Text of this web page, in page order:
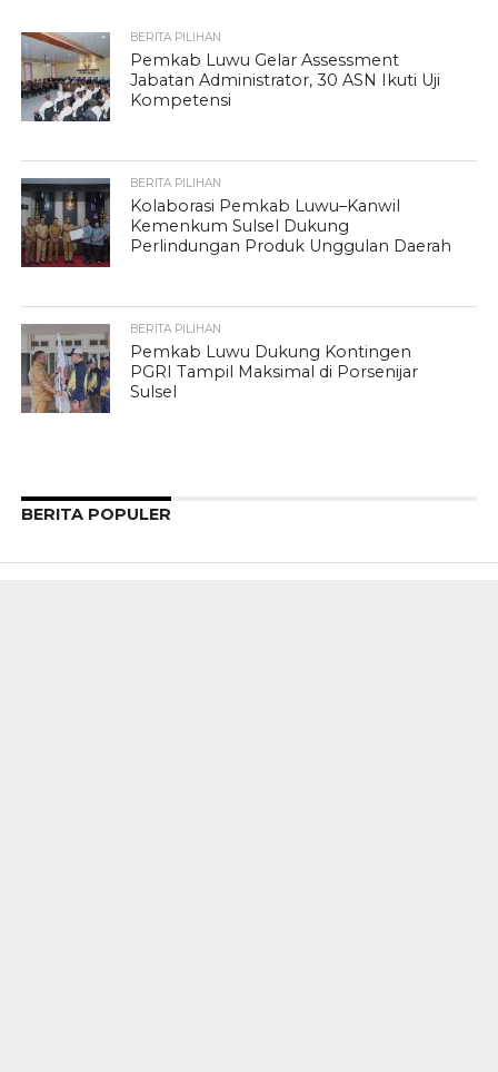
BERITA PILIHAN
Pemkab Luwu Gelar Assessment
Jabatan Administrator, 30 ASN Ikuti Uji
Kompetensi
BERITA PILIHAN
Kolaborasi Pemkab Luwu–Kanwil
Kemenkum Sulsel Dukung
Perlindungan Produk Unggulan Daerah
BERITA PILIHAN
Pemkab Luwu Dukung Kontingen
PGRI Tampil Maksimal di Porsenijar
Sulsel
BERITA POPULER